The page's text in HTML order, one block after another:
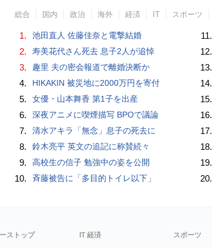
総合 国内 政治 海外 経済 IT スポーツ
1. 池田直人 佐藤佳奈と電撃結婚
2. 寿美花代さん死去 息子2人が追悼
3. 趣里 夫の密会報道で離婚決断か
4. HIKAKIN 被災地に2000万円を寄付
5. 女優・山本舞香 第1子を出産
6. 深夜アニメに喫煙描写 BPOで議論
7. 清水アキラ「無念」息子の死去に
8. 鈴木亮平 英文の追記に称賛続々
9. 高校生の信子 勉強中の姿を公開
10. 斉藤被告に「多目的トイレ以下」
11.
12.
13.
14.
15.
16.
17.
18.
19.
20.
ストップ IT 経済 スポーツ